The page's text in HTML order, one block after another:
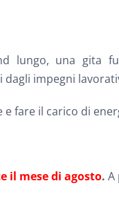
lungo, una gita
impegni
fare il carico di
il mese di agosto. A